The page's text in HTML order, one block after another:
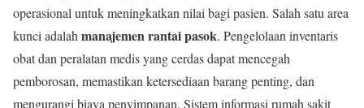
operasional untuk meningkatkan nilai bagi pasien. Salah satu area
kunci adalahmanajemen rantai pasok. Pengelolaan inventaris
obat dan peralatan medis yang cerdas dapat mencegah
pemborosan, memastikan ketersediaan barang penting, dan
mengurangi biaya penyimpanan. Sistem informasi rumah sakit